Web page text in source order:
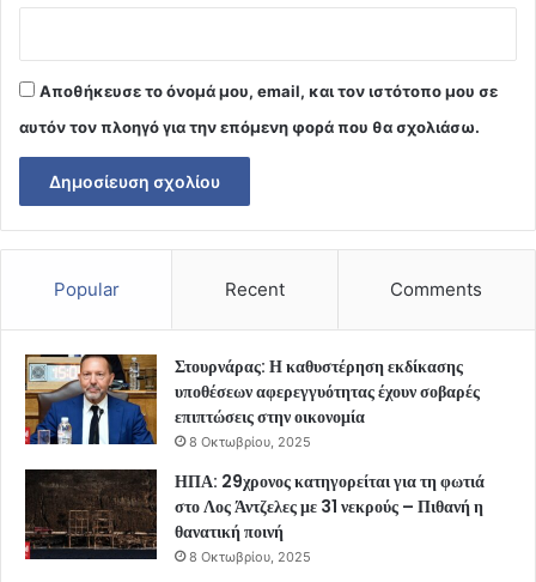
Αποθήκευσε το όνομά μου, email, και τον ιστότοπο μου σε
αυτόν τον πλοηγό για την επόμενη φορά που θα σχολιάσω.
Popular Recent Comments
Στουρνάρας: Η καθυστέρηση εκδίκασης
υποθέσεων αφερεγγυότητας έχουν σοβαρές
επιπτώσεις στην οικονομία
8 Οκτωβρίου, 2025
ΗΠΑ: 29χρονος κατηγορείται για τη φωτιά
στο Λος Άντζελες με 31 νεκρούς – Πιθανή η
θανατική ποινή
8 Οκτωβρίου, 2025